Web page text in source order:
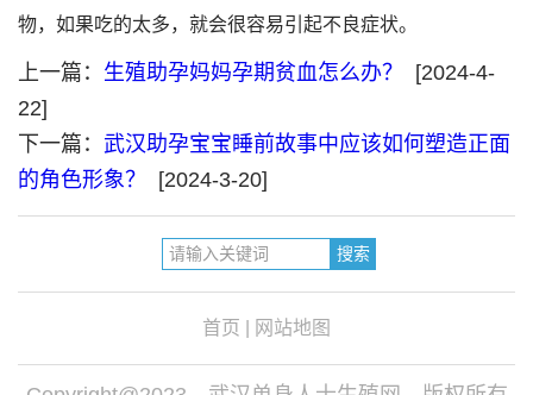
物，如果吃的太多，就会很容易引起不良症状。
上一篇： 生殖助孕妈妈孕期贫血怎么办？
[2024-4-
22]
下一篇： 武汉助孕宝宝睡前故事中应该如何塑造正面
的角色形象？
[2024-3-20]
首页 网站地图